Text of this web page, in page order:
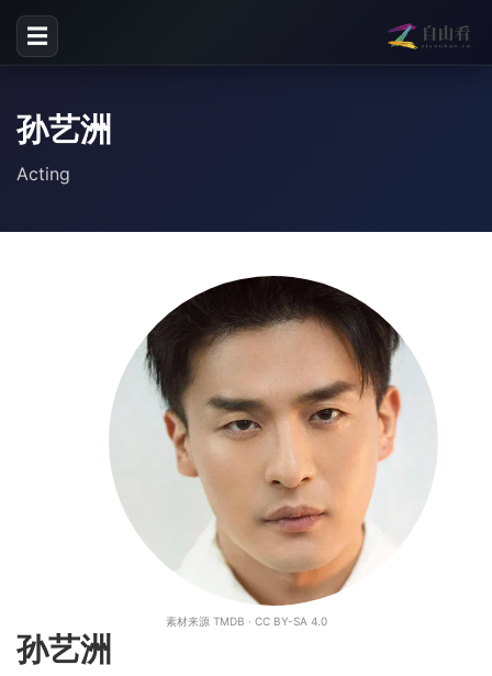
☰
孙艺洲
Acting
素材来源 TMDB · CC BY-SA 4.0
孙艺洲